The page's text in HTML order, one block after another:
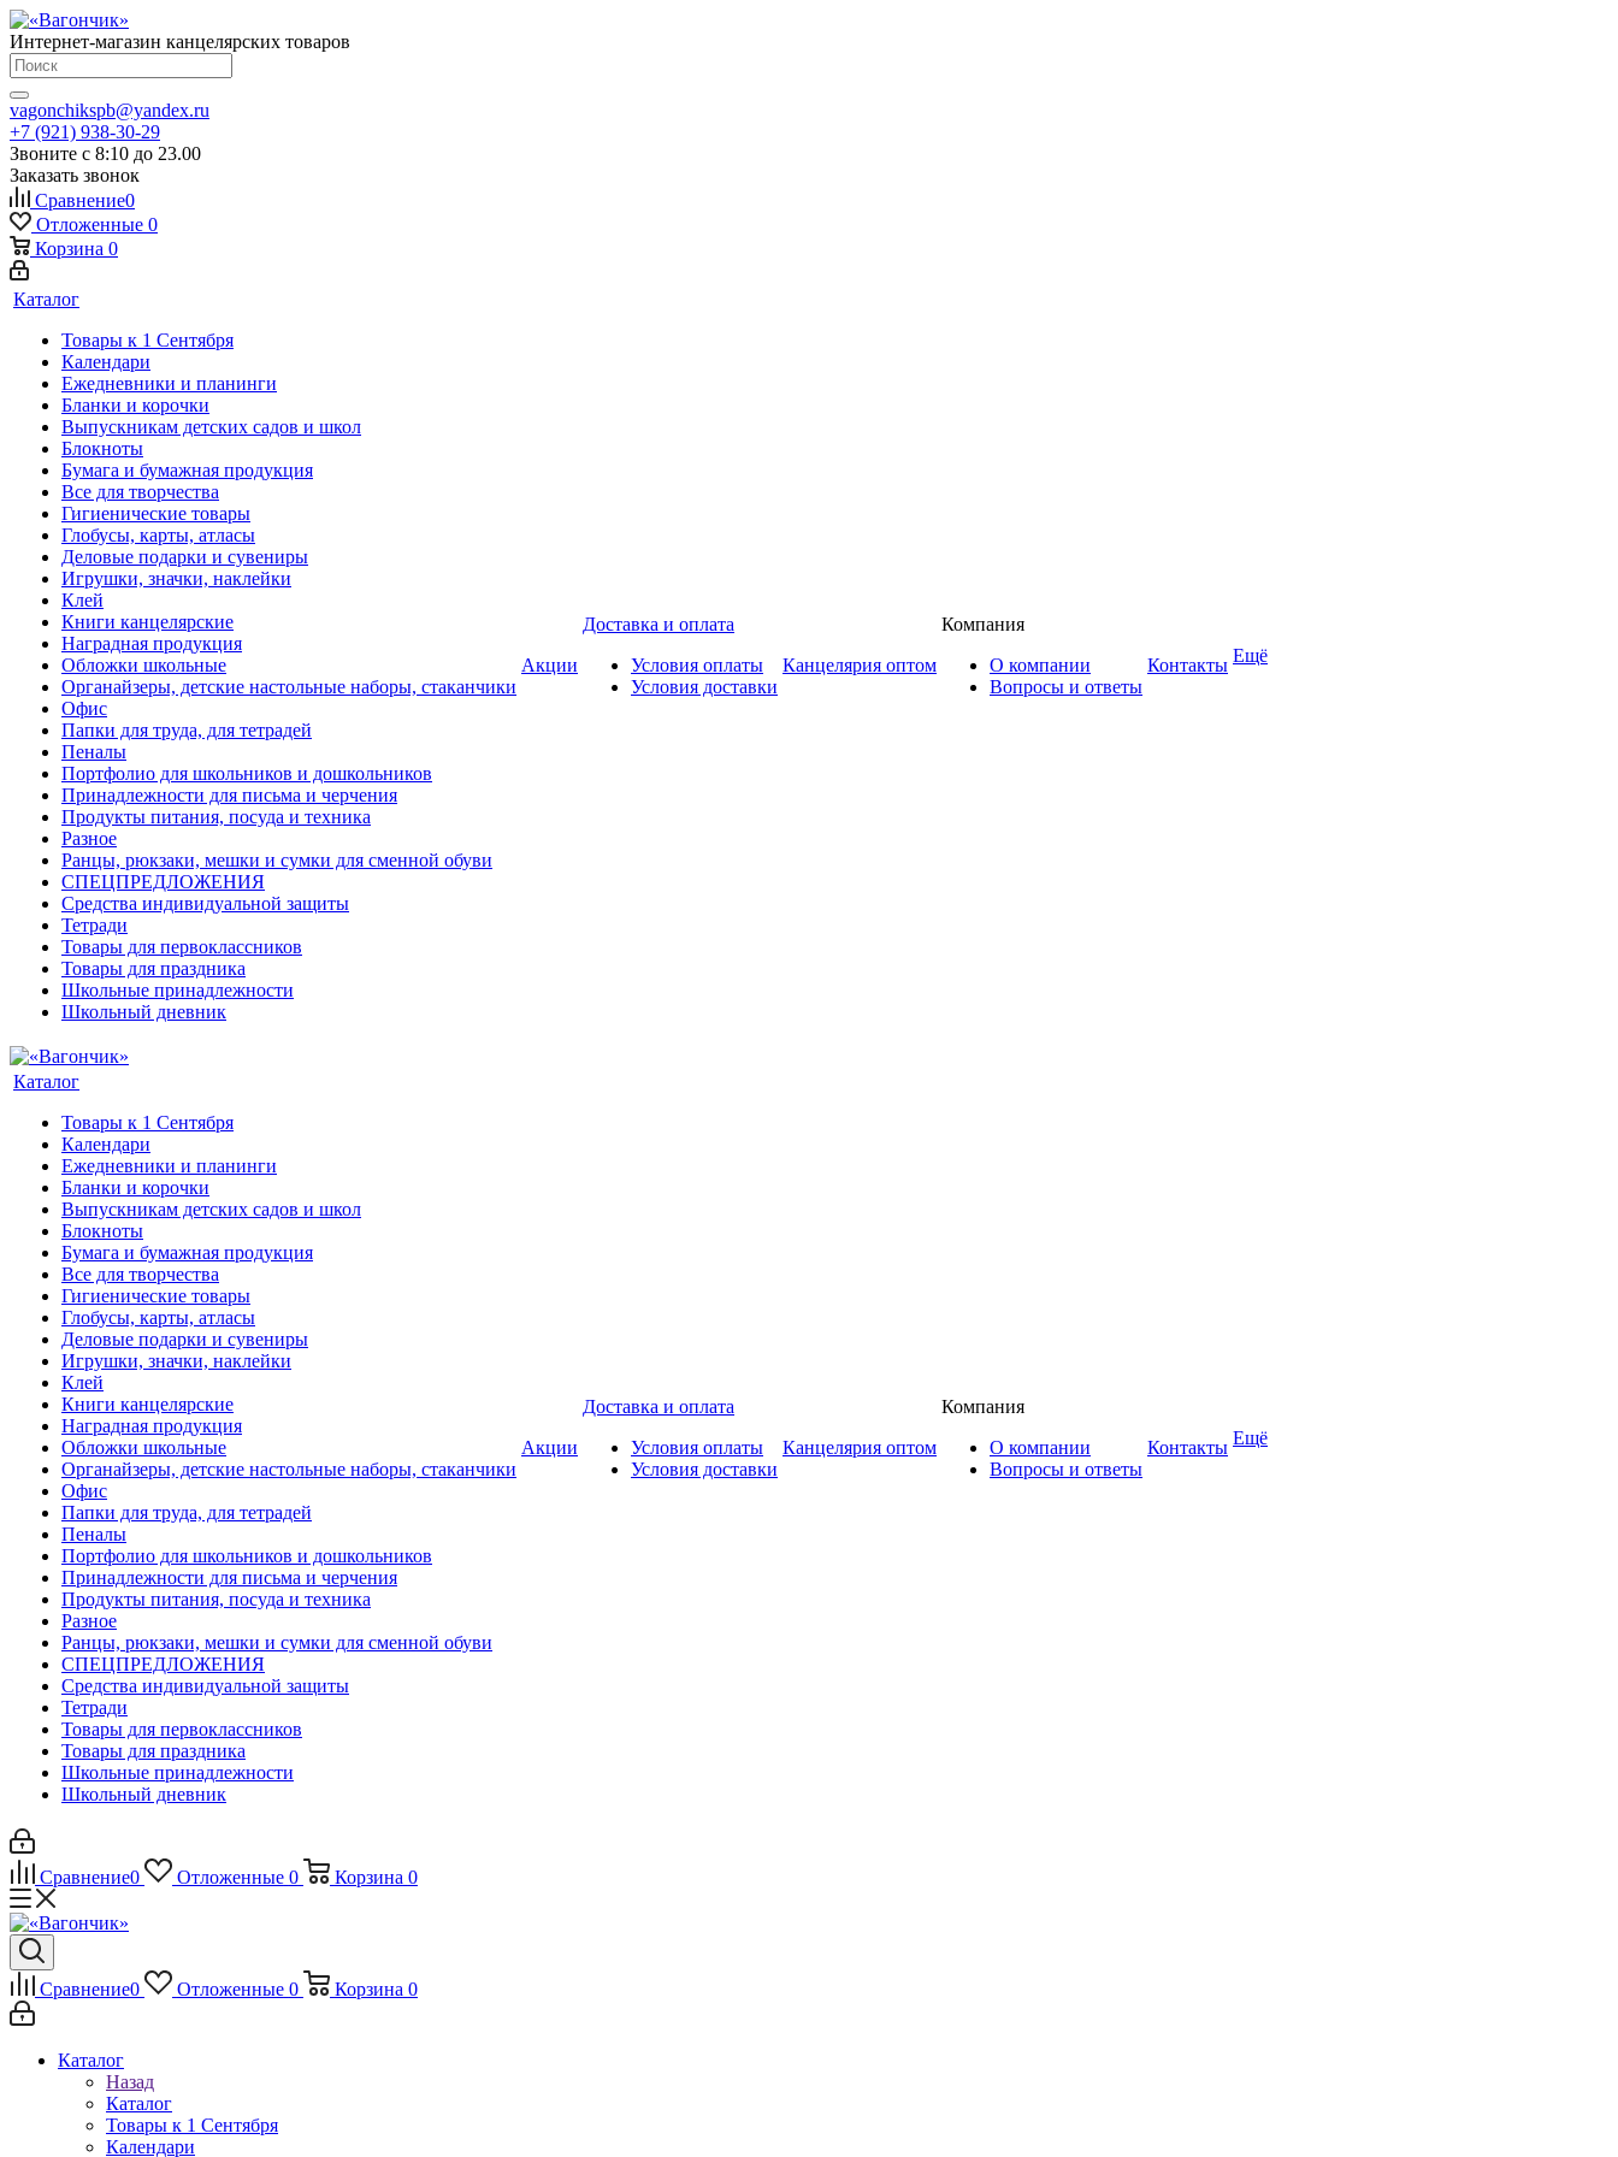
Интернет-магазин канцелярских товаров
vagonchikspb@yandex.ru
+7 (921) 938-30-29
Звоните с 8:10 до 23.00
Заказать звонок
Сравнение0
Отложенные 0
Корзина 0
Каталог
Товары к 1 Сентября
Календари
Ежедневники и планинги
Бланки и корочки
Выпускникам детских садов и школ
Блокноты
Бумага и бумажная продукция
Все для творчества
Гигиенические товары
Глобусы, карты, атласы
Деловые подарки и сувениры
Игрушки, значки, наклейки
Клей
Книги канцелярские
Наградная продукция
Обложки школьные
Органайзеры, детские настольные наборы, стаканчики
Офис
Папки для труда, для тетрадей
Пеналы
Портфолио для школьников и дошкольников
Принадлежности для письма и черчения
Продукты питания, посуда и техника
Разное
Ранцы, рюкзаки, мешки и сумки для сменной обуви
СПЕЦПРЕДЛОЖЕНИЯ
Средства индивидуальной защиты
Тетради
Товары для первоклассников
Товары для праздника
Школьные принадлежности
Школьный дневник
Акции
Доставка и оплата
Условия оплаты
Условия доставки
Канцелярия оптом
Компания
О компании
Вопросы и ответы
Контакты Ещё
Каталог
Товары к 1 Сентября
Календари
Ежедневники и планинги
Бланки и корочки
Выпускникам детских садов и школ
Блокноты
Бумага и бумажная продукция
Все для творчества
Гигиенические товары
Глобусы, карты, атласы
Деловые подарки и сувениры
Игрушки, значки, наклейки
Клей
Книги канцелярские
Наградная продукция
Обложки школьные
Органайзеры, детские настольные наборы, стаканчики
Офис
Папки для труда, для тетрадей
Пеналы
Портфолио для школьников и дошкольников
Принадлежности для письма и черчения
Продукты питания, посуда и техника
Разное
Ранцы, рюкзаки, мешки и сумки для сменной обуви
СПЕЦПРЕДЛОЖЕНИЯ
Средства индивидуальной защиты
Тетради
Товары для первоклассников
Товары для праздника
Школьные принадлежности
Школьный дневник
Акции
Доставка и оплата
Условия оплаты
Условия доставки
Канцелярия оптом
Компания
О компании
Вопросы и ответы
Контакты Ещё
Сравнение0 Отложенные 0 Корзина 0
Сравнение0 Отложенные 0 Корзина 0
Каталог
Назад
Каталог
Товары к 1 Сентября
Календари